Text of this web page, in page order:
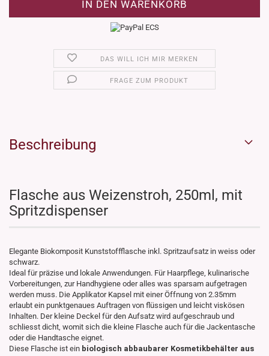
DAS WILL ICH MIR MERKEN
FRAGE ZUM PRODUKT
Beschreibung
Flasche aus Weizenstroh, 250ml, mit
Spritzdispenser
Elegante Biokomposit Kunststoffflasche inkl. Spritzaufsatz in weiss oder
schwarz.
Ideal für präzise und lokale Anwendungen. Für Haarpflege, kulinarische
Vorbereitungen, zur Handhygiene oder alles was sparsam aufgetragen
werden muss. Die Applikator Kapsel mit einer Öffnung von 2.35mm
erlaubt ein punktgenaues Auftragen von flüssigen und leicht viskösen
Inhalten. Der kleine Deckel für den Aufsatz wird aufgeschraub und
schliesst dicht, womit sich die kleine Flasche auch für die Jackentasche
oder die Handtasche eignet.
Diese Flasche ist ein biologisch abbaubarer Kosmetikbehälter aus